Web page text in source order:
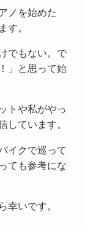
ノを始めた
す。
でもない。で
」と思って始
トや私がやっ
しています。
イクで巡って
ても参考にな
幸いです。